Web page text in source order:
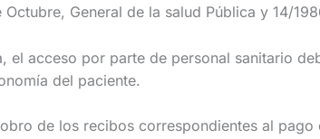
General de la salud Pública y 14/
por parte de personal sanitario
del paciente.
los recibos correspondientes al pago